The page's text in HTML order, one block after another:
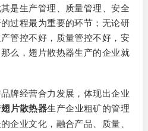
是生产管理、质量管理、安全
过程最为重要的环节；无论研
管控不好，质量管控不好，安
么，翅片散热器生产的企业就
牌经营合力发展，体现出企业
翅片散热器生产企业粗矿的管理
企业文化，融合产品、质量、